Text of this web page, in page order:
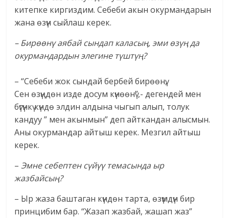
китепке киргиздим. Себеби акын окурмандарын
жана өзүн сыйлаш керек.
– Бирөөнү аябай сындап каласың, эми өзүң да
окурмандардын элегине түштүң?
– “Себеби жок сындай бербей бирөөнү,
Сен өзүңдөн изде досум күнөөнү”,- дегендей мен
бүгүнкү күндө элдин алдына чыгып алып, толук
кандуу ” мен акынмын” деп айткандан алысмын.
Аны окурмандар айтыш керек. Мезгил айтыш
керек.
– Эмне себептен сүйүү темасында ыр
жазбайсың?
– Ыр жаза баштаган күндөн тарта, өзүмдүн бир
принцибим бар. “Жазап жазбай, жашап жаз”